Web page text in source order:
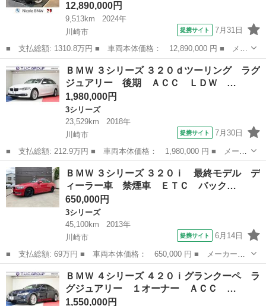
12,890,000円
9,513km
2024年
川崎市
提携サイト 7月31日
■ 支払総額: 1310.8万円 ■ 車両本体価格： 12,890,000 円 ■ メー
カー名： ＢＭＷ ■ 車種名： Ｍ４ ■ グレード名： Ｍ４クー
ペ コンペティション Ｍ ｘＤｒｉｖｅ 認定中古車 ２年保証
オレンジ...
神奈川 川崎市
ＢＭＷ ３シリーズ ３２０ｄツーリング ラグ
ジュアリー 後期 ＡＣＣ ＬＤＷ …
1,980,000円
3シリーズ
23,529km
2018年
川崎市
提携サイト 7月30日
■ 支払総額: 212.9万円 ■ 車両本体価格： 1,980,000 円 ■ メーカ
ー名： ＢＭＷ ■ 車種名： ３シリーズ ■ グレード名： ３２０
ｄツーリング ラグジュアリー 後期 ＡＣＣ ＬＤＷ ＬＣＷ Ｐ
スタ Ｅ...
神奈川 川崎市
ＢＭＷ ３シリーズ ３２０ｉ 最終モデル デ
ィーラー車 禁煙車 ＥＴＣ バック…
650,000円
3シリーズ
45,100km
2013年
川崎市
提携サイト 6月14日
■ 支払総額: 69万円 ■ 車両本体価格： 650,000 円 ■ メーカー
名： ＢＭＷ ■ 車種名： ３シリーズ ■ グレード名： ３２０
ｉ 最終モデル ディーラー車 禁煙車 ＥＴＣ バックカメラ 取
扱説明書 記録簿 ...
神奈川 川崎市
ＢＭＷ ４シリーズ ４２０ｉグランクーペ ラ
グジュアリー １オーナー ＡＣＣ …
1,550,000円